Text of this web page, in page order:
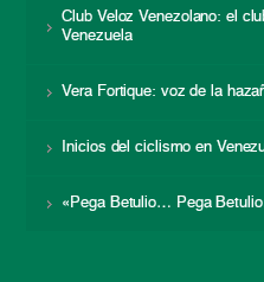
Club Veloz Venezolano: el
Venezuela
Vera Fortique: voz de la
Inicios del ciclismo en
«Pega Betulio… Pega